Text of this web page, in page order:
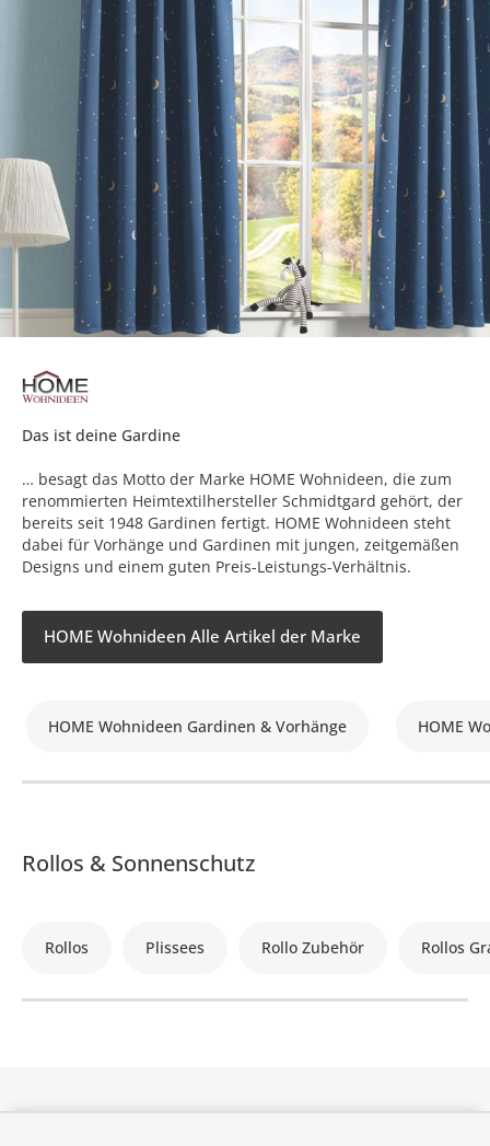
Das ist deine Gardine
… besagt das Motto der Marke HOME Wohnideen, die zum
renommierten Heimtextilhersteller Schmidtgard gehört, der
bereits seit 1948 Gardinen fertigt. HOME Wohnideen steht
dabei für Vorhänge und Gardinen mit jungen, zeitgemäßen
Designs und einem guten Preis-Leistungs-Verhältnis.
HOME Wohnideen Alle Artikel der Marke
HOME Wohnideen Gardinen & Vorhänge HOME
Rollos & Sonnenschutz
Rollos Plissees Rollo Zubehör Rollos